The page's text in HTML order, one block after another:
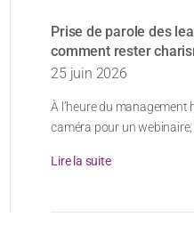
Prise de parole des
comment rester
25 juin 2026
À l’heure du management
caméra pour un webinaire,
Lire la suite